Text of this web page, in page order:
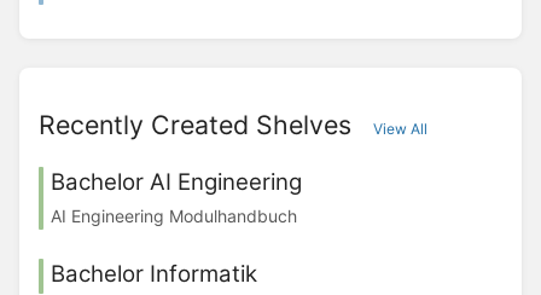
Recently Created Shelves View All
Bachelor AI Engineering
AI Engineering Modulhandbuch
Bachelor Informatik